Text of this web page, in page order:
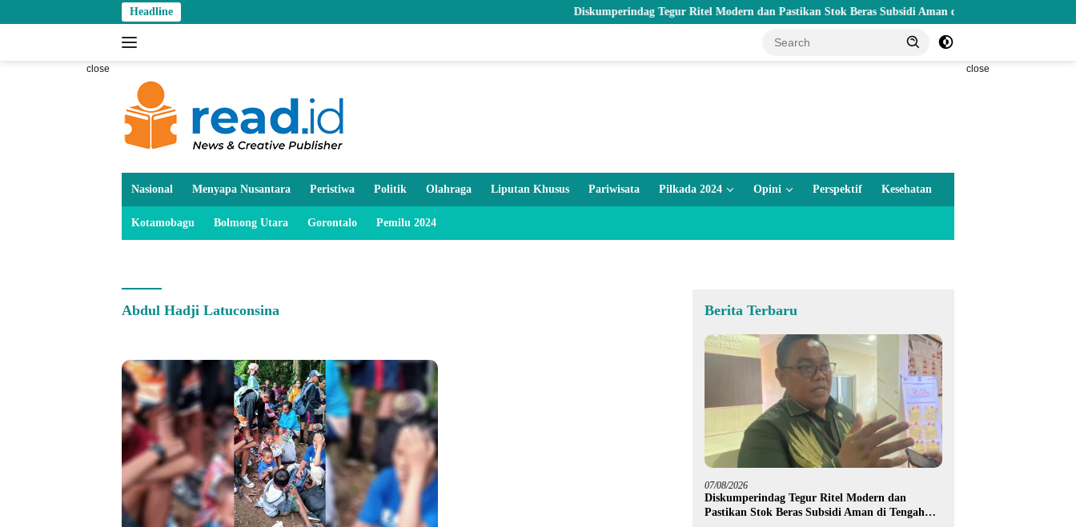
to
Headline Diskumperindag Tegur Ritel Modern dan Pastikan Stok Beras Subsidi Aman di Tengah Musim Kemarau
close close
Nasional Menyapa Nusantara Peristiwa Politik Olahraga Liputan Khusus Pariwisata Pilkada 2024 Opini Perspektif Kesehatan
Kotamobagu Bolmong Utara Gorontalo Pemilu 2024
Abdul Hadji Latuconsina Berita Terbaru
07/08/2026
Diskumperindag Tegur Ritel Modern dan
Pastikan Stok Beras Subsidi Aman di Tengah